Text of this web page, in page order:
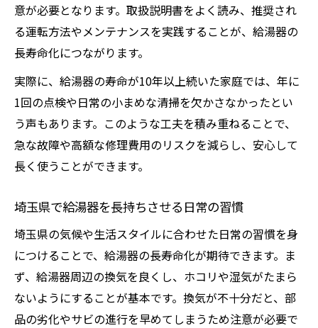
エコリフォームで注目の給湯器補助金情報
給湯器の最新モデル導入と補助金利用法
壊れにくい給湯器で安心リフォームを実現
給湯器の壊れにくさを見極める選定基準
埼玉県で選ぶ安心の給湯器リフォーム術
耐久性重視で給湯器の寿命を最大化する方
法
給湯器リフォームで後悔しない選び方の秘
要性
補助金制度と給湯器の耐久性向上のポイント
給湯器の耐久性アップと補助金利用の関係
埼玉県で給湯器補助金を最大限活用する方
意が必要となります。取扱説明書をよく読み、推奨され
る運転方法やメンテナンスを実践することが、給湯器の
長寿命化につながります。
実際に、給湯器の寿命が10年以上続いた家庭では、年に
1回の点検や日常の小まめな清掃を欠かさなかったとい
う声もあります。このような工夫を積み重ねることで、
急な故障や高額な修理費用のリスクを減らし、安心して
長く使うことができます。
埼玉県で給湯器を長持ちさせる日常の習慣
埼玉県の気候や生活スタイルに合わせた日常の習慣を身
につけることで、給湯器の長寿命化が期待できます。ま
ず、給湯器周辺の換気を良くし、ホコリや湿気がたまら
ないようにすることが基本です。換気が不十分だと、部
品の劣化やサビの進行を早めてしまうため注意が必要で